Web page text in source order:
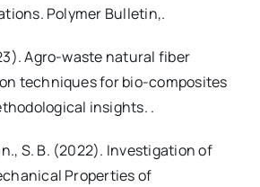
Polymer Bulletin,.
Agro-waste natural fiber
techniques for bio-composites
insights. .
S. B. (2022). Investigation of
Properties of